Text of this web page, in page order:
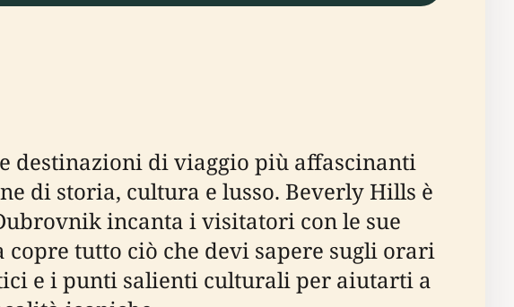
destinazioni di viaggio più affascinanti
di storia, cultura e lusso. Beverly Hills è
incanta i visitatori con le sue
tutto ciò che devi sapere sugli orari
e i punti salienti culturali per aiutarti a